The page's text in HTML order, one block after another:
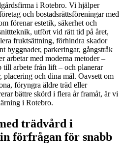
i Rotebro. Vi hjälper
och bostadsrättsföreningar med
förenar estetik, säkerhet och
utfört vid rätt tid på året,
fruktsättning, förhindra skador
byggnader, parkeringar, gångstråk
arbetar med moderna metoder –
till arbete från lift – och planerar
placering och dina mål. Oavsett om
föryngra äldre träd eller
bättre skörd i flera år framåt, är vi
i Rotebro.
trädvård i
förfrågan för snabb